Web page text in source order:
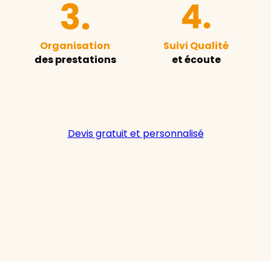
Organisation
des prestations
Suivi Qualité
et écoute
Devis gratuit et personnalisé